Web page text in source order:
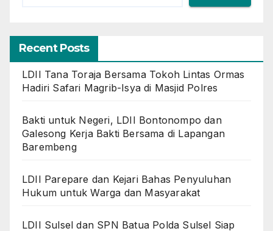
Recent Posts
LDII Tana Toraja Bersama Tokoh Lintas Ormas
Hadiri Safari Magrib-Isya di Masjid Polres
Bakti untuk Negeri, LDII Bontonompo dan
Galesong Kerja Bakti Bersama di Lapangan
Barembeng
LDII Parepare dan Kejari Bahas Penyuluhan
Hukum untuk Warga dan Masyarakat
LDII Sulsel dan SPN Batua Polda Sulsel Siap